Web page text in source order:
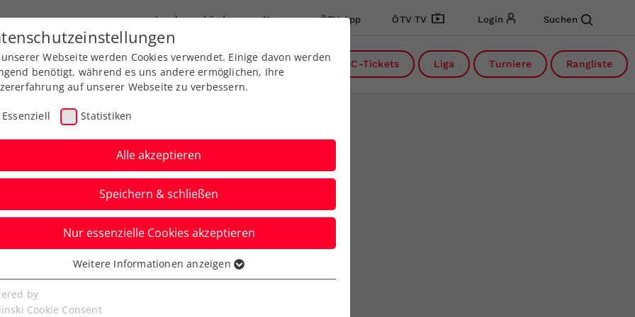
Landesverbände News ÖTV App ÖTV TV Login Suchen
Ausbildung Services Über uns DC-Tickets Liga Turniere Rangliste
Ladies –
Conference am
Webseite werden Cookies verwendet. Einige davon werden
benötigt, während es uns andere ermöglichen, Ihre
auf unserer Webseite zu verbessern.
Essenziell Statistiken
Alle akzeptieren
Speichern & schließen
Nur essenzielle Cookies akzeptieren
Cookies werden für grundlegende Funktionen der
benötigt. Dadurch ist gewährleistet, dass die Webseite
Weitere Informationen anzeigen
by
Cookie Consent